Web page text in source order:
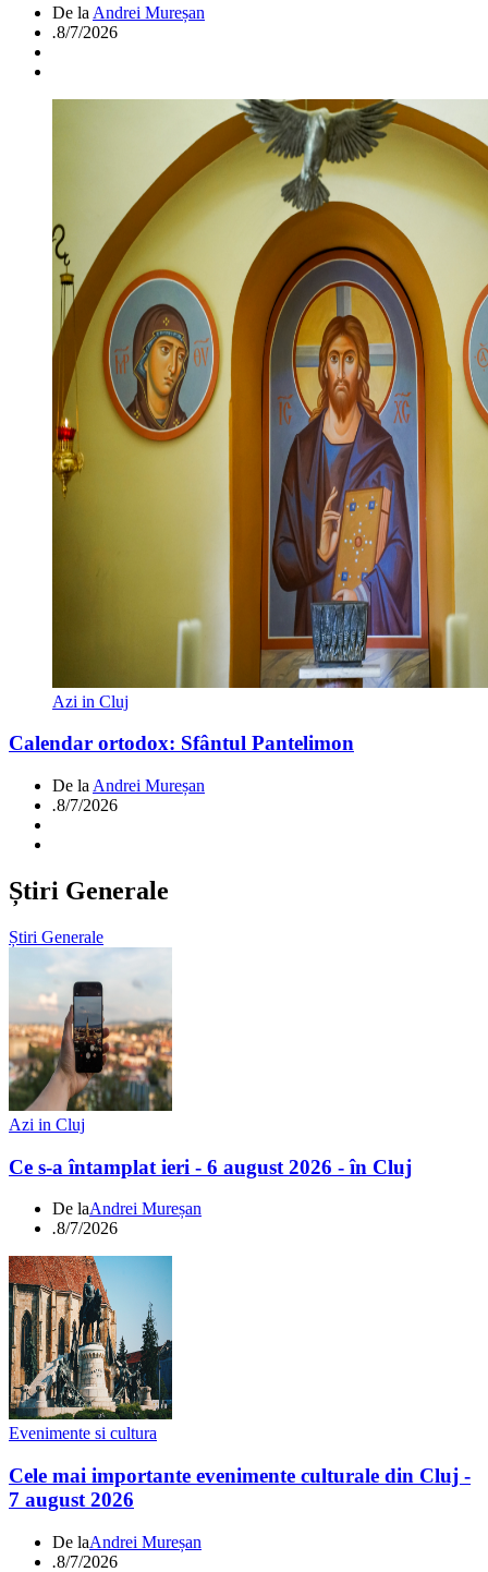
De la Andrei Mureșan
.8/7/2026
Azi in Cluj
Calendar ortodox: Sfântul Pantelimon
De la Andrei Mureșan
.8/7/2026
Știri Generale
Știri Generale
Azi in Cluj
Ce s-a întamplat ieri - 6 august 2026 - în Cluj
De laAndrei Mureșan
.8/7/2026
Evenimente si cultura
Cele mai importante evenimente culturale din Cluj -
7 august 2026
De laAndrei Mureșan
.8/7/2026